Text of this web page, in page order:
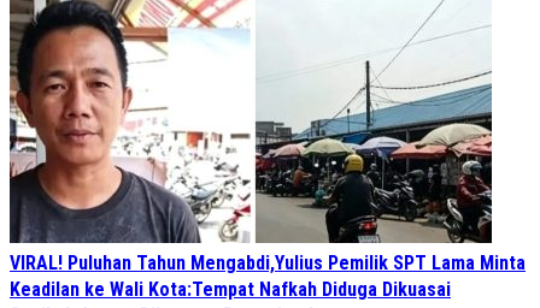
VIRAL! Puluhan Tahun Mengabdi,Yulius Pemilik SPT Lama Minta
Keadilan ke Wali Kota:Tempat Nafkah Diduga Dikuasai